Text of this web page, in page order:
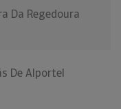
Da Regedoura
De Alportel